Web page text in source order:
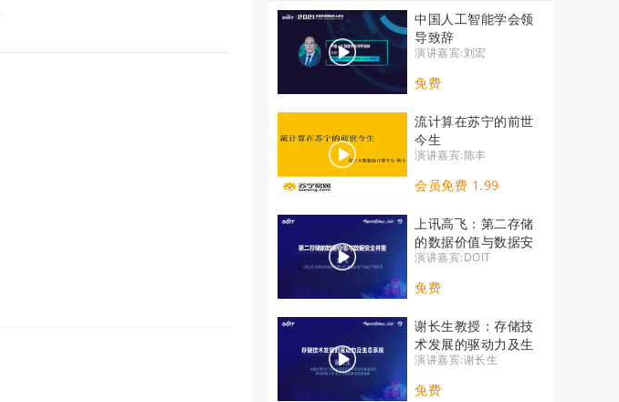
中国人工智能学会领
导致辞
演讲嘉宾:刘宏
免费
流计算在苏宁的前世
今生
演讲嘉宾:陈丰
会员免费 1.99
上讯高飞：第二存储
的数据价值与数据安
全并重
演讲嘉宾:DOIT
免费
谢长生教授：存储技
术发展的驱动力及生
态系统
演讲嘉宾:谢长生
免费